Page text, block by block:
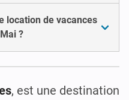
location de vacances
?
, est une destination